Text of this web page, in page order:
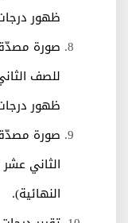
ظهور
صورة
للصف
ظهور
صورة
الثاني
النهائية).